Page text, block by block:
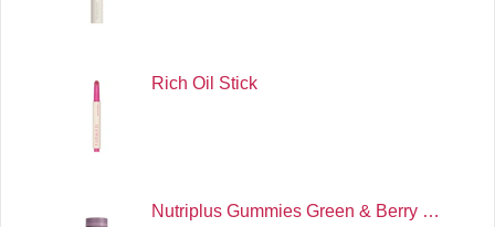
Rich Oil Stick
Nutriplus Gummies Green & Berry …